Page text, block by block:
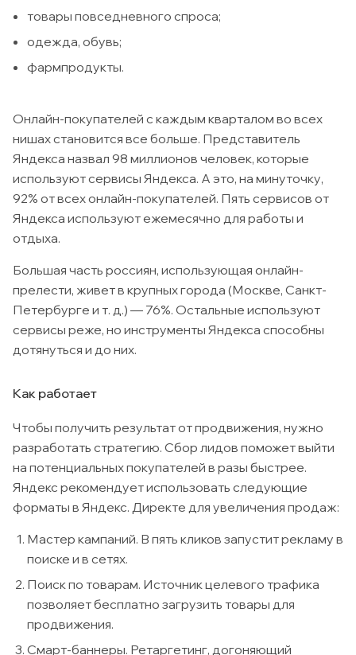
товары повседневного спроса;
одежда, обувь;
фармпродукты.
Онлайн-покупателей с каждым кварталом во всех
нишах становится все больше. Представитель
Яндекса назвал 98 миллионов человек, которые
используют сервисы Яндекса. А это, на минуточку,
92% от всех онлайн-покупателей. Пять сервисов от
Яндекса используют ежемесячно для работы и
отдыха.
Большая часть россиян, использующая онлайн-
прелести, живет в крупных города (Москве, Санкт-
Петербурге и т. д.) — 76%. Остальные используют
сервисы реже, но инструменты Яндекса способны
дотянуться и до них.
Как работает
Чтобы получить результат от продвижения, нужно
разработать стратегию. Сбор лидов поможет выйти
на потенциальных покупателей в разы быстрее.
Яндекс рекомендует использовать следующие
форматы в Яндекс. Директе для увеличения продаж:
Мастер кампаний. В пять кликов запустит рекламу в
поиске и в сетях.
Поиск по товарам. Источник целевого трафика
позволяет бесплатно загрузить товары для
продвижения.
Смарт-баннеры. Ретаргетинг, догоняющий